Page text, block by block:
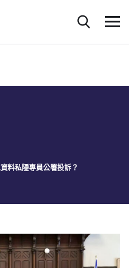
料私隱專員公署投訴？